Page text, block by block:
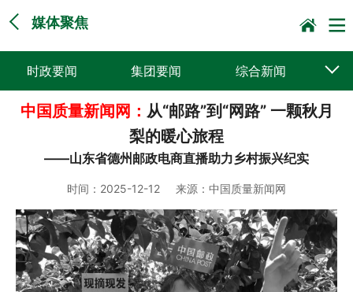
媒体聚焦
时政要闻 集团要闻 综合新闻
媒体聚焦 党建动态 普遍服务
科技创新 企业文化 一线风采
集邮报道
中国质量新闻网： 从“邮路”到“网路” 一颗秋月
梨的暖心旅程
——山东省德州邮政电商直播助力乡村振兴纪实
时间： 2025-12-12 来源： 中国质量新闻网